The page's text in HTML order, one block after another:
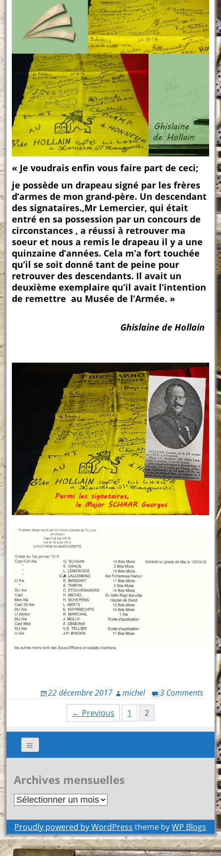
« Je voudrais enfin vous faire part de ceci;
je possède un drapeau signé par les frères
d’armes de mon grand-père. Un descendant
des signataires.,Mr Lemercier, qui était
entré en sa possession par un concours de
circonstances , a réussi à retrouver ma
soeur et nous a remis le drapeau il y a une
quinzaine d’années. Cela m’a fort touchée
qu’il se soit donné tant de peine pour
retrouver des descendants. Il avait un
deuxième exemplaire qu’il avait l’intention
de remettre au Musée de l’Armée. »
Ghislaine de Hollain
22 décembre 2017 michel 3 Comments
navigation
← Previous 1 2
Archives mensuelles
Archives
Proudly powered by WordPress theme byWP Blogs